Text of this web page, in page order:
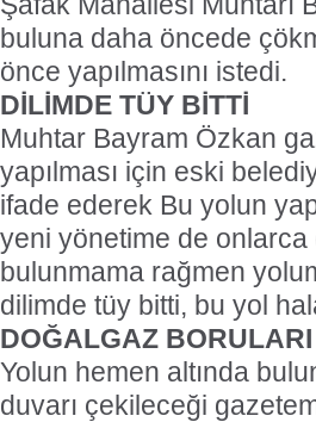
buluna daha öncede
önce yapılmasını istedi.
DİLİMDE TÜY BİTTİ
Muhtar Bayram Özkan
yapılması için eski
ifade ederek Bu yolun
yeni yönetime de
bulunmama rağmen
dilimde tüy bitti, bu yol
DOĞALGAZ
Yolun hemen altında
duvarı çekileceği